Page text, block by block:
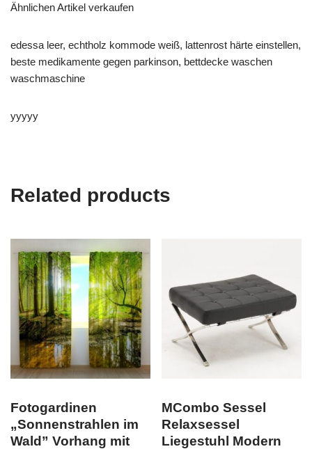
Ähnlichen Artikel verkaufen
edessa leer, echtholz kommode weiß, lattenrost härte einstellen,
beste medikamente gegen parkinson, bettdecke waschen
waschmaschine
yyyyy
Related products
Fotogardinen
„Sonnenstrahlen im
Wald” Vorhang mit
MCombo Sessel
Relaxsessel
Liegestuhl Modern